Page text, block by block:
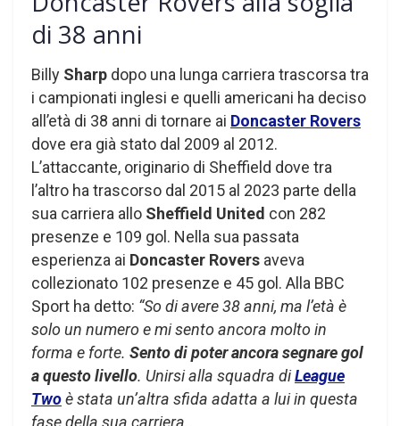
di 38 anni
Billy Sharp dopo una lunga carriera trascorsa tra
i campionati inglesi e quelli americani ha deciso
all’età di 38 anni di tornare ai Doncaster Rovers
dove era già stato dal 2009 al 2012.
L’attaccante, originario di Sheffield dove tra
l’altro ha trascorso dal 2015 al 2023 parte della
sua carriera allo Sheffield United con 282
presenze e 109 gol. Nella sua passata
esperienza ai Doncaster Rovers aveva
collezionato 102 presenze e 45 gol. Alla BBC
Sport ha detto: “So di avere 38 anni, ma l’età è
solo un numero e mi sento ancora molto in
forma e forte. Sento di poter ancora segnare gol
a questo livello. Unirsi alla squadra diLeague
Twoè stata un’altra sfida adatta a lui in questa
fase della sua carriera.